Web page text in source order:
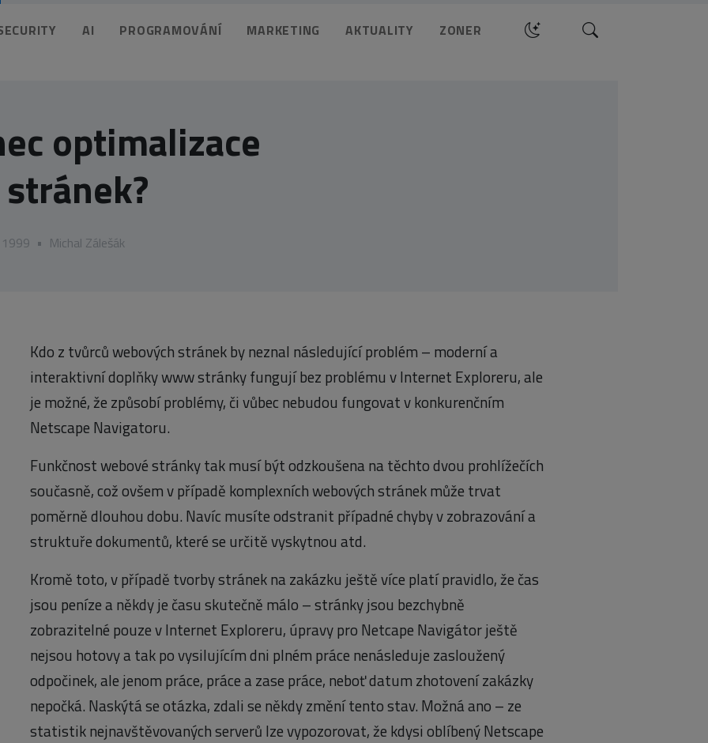
AI PROGRAMOVÁNÍ MARKETING AKTUALITY ZONER Hledat
optimalizace
• Michal Zálešák
Kdo z tvůrců webových stránek by neznal následující problém – moderní a
interaktivní doplňky www stránky fungují bez problému v Internet Exploreru, ale
je možné, že způsobí problémy, či vůbec nebudou fungovat v konkurenčním
Netscape Navigatoru.
Funkčnost webové stránky tak musí být odzkoušena na těchto dvou prohlížečích
současně, což ovšem v případě komplexních webových stránek může trvat
poměrně dlouhou dobu. Navíc musíte odstranit případné chyby v zobrazování a
struktuře dokumentů, které se určitě vyskytnou atd.
Kromě toto, v případě tvorby stránek na zakázku ještě více platí pravidlo, že čas
jsou peníze a někdy je času skutečně málo – stránky jsou bezchybně
zobrazitelné pouze v Internet Exploreru, úpravy pro Netcape Navigátor ještě
nejsou hotovy a tak po vysilujícím dni plném práce nenásleduje zasloužený
odpočinek, ale jenom práce, práce a zase práce, neboť datum zhotovení zakázky
nepočká. Naskýtá se otázka, zdali se někdy změní tento stav. Možná ano – ze
statistik nejnavštěvovaných serverů lze vypozorovat, že kdysi oblíbený Netscape